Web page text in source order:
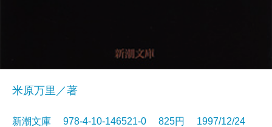
米原万里／著
新潮文庫 978-4-10-146521-0 825円 1997/12/24